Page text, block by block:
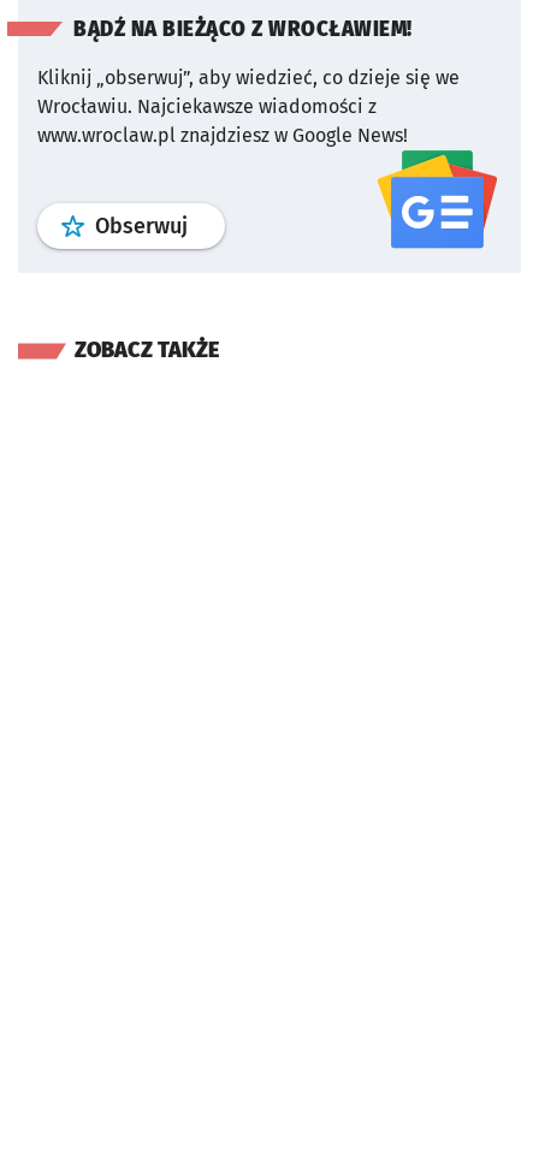
BĄDŹ NA BIEŻĄCO Z WROCŁAWIEM!
Kliknij „obserwuj”, aby wiedzieć, co dzieje się we
Wrocławiu. Najciekawsze wiadomości z
www.wroclaw.pl znajdziesz w Google News!
Obserwuj profil serwisu
ZOBACZ TAKŻE